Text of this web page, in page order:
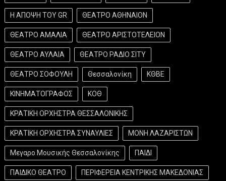
Η ΑΠΟΨΗ ΤΟΥ GR ΘΕΑΤΡΟ ΑΘΗΝΑΙΟΝ
ΘΕΑΤΡΟ ΑΜΑΛΙΑ ΘΕΑΤΡΟ ΑΡΙΣΤΟΤΕΛΕΙΟΝ
ΘΕΑΤΡΟ ΑΥΛΑΙΑ ΘΕΑΤΡΟ ΡΑΔΙΟ ΣΙΤΥ
ΘΕΑΤΡΟ ΣΟΦΟΥΛΗ Θεσσαλονίκη ΚΘΒΕ
ΚΙΝΗΜΑΤΟΓΡΑΦΟΣ ΚΟΘ
ΚΡΑΤΙΚΗ ΟΡΧΗΣΤΡΑ ΘΕΣΣΑΛΟΝΙΚΗΣ
ΚΡΑΤΙΚΗ ΟΡΧΗΣΤΡΑ ΣΥΝΑΥΛΙΕΣ ΜΟΝΗ ΛΑΖΑΡΙΣΤΩΝ
Μεγαρο Μουσικής Θεσσαλονίκης ΠΑΙΔΙ
ΠΑΙΔΙΚΟ ΘΕΑΤΡΟ ΠΕΡΙΦΕΡΕΙΑ ΚΕΝΤΡΙΚΗΣ ΜΑΚΕΔΟΝΙΑΣ